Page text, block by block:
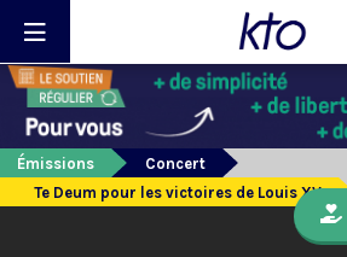
Émissions
Concert
Te Deum pour les victoires de Louis XV